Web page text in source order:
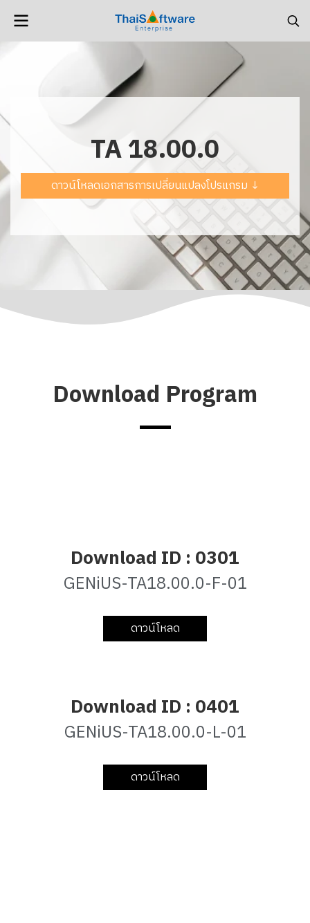
TA 18.00.0
ดาวน์โหลดเอกสารการเปลี่ยนแปลงโปรแกรม ↓
Download Program
Download ID : 0301
GENiUS-TA18.00.0-F-01
ดาวน์โหลด
Download ID : 0401
GENiUS-TA18.00.0-L-01
ดาวน์โหลด